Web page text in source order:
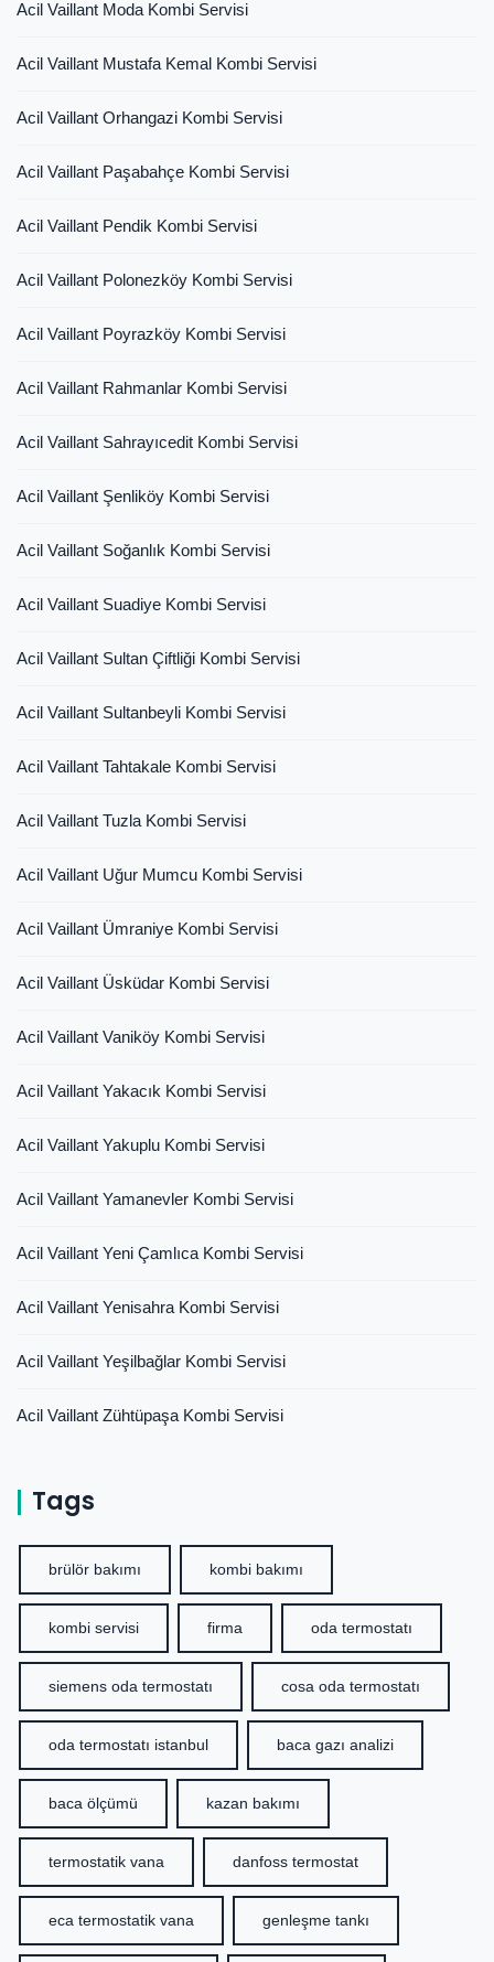
Acil Vaillant Moda Kombi Servisi
Acil Vaillant Mustafa Kemal Kombi Servisi
Acil Vaillant Orhangazi Kombi Servisi
Acil Vaillant Paşabahçe Kombi Servisi
Acil Vaillant Pendik Kombi Servisi
Acil Vaillant Polonezköy Kombi Servisi
Acil Vaillant Poyrazköy Kombi Servisi
Acil Vaillant Rahmanlar Kombi Servisi
Acil Vaillant Sahrayıcedit Kombi Servisi
Acil Vaillant Şenliköy Kombi Servisi
Acil Vaillant Soğanlık Kombi Servisi
Acil Vaillant Suadiye Kombi Servisi
Acil Vaillant Sultan Çiftliği Kombi Servisi
Acil Vaillant Sultanbeyli Kombi Servisi
Acil Vaillant Tahtakale Kombi Servisi
Acil Vaillant Tuzla Kombi Servisi
Acil Vaillant Uğur Mumcu Kombi Servisi
Acil Vaillant Ümraniye Kombi Servisi
Acil Vaillant Üsküdar Kombi Servisi
Acil Vaillant Vaniköy Kombi Servisi
Acil Vaillant Yakacık Kombi Servisi
Acil Vaillant Yakuplu Kombi Servisi
Acil Vaillant Yamanevler Kombi Servisi
Acil Vaillant Yeni Çamlıca Kombi Servisi
Acil Vaillant Yenisahra Kombi Servisi
Acil Vaillant Yeşilbağlar Kombi Servisi
Acil Vaillant Zühtüpaşa Kombi Servisi
Tags
brülör bakımı kombi bakımı
kombi servisi firma oda termostatı
siemens oda termostatı cosa oda termostatı
oda termostatı istanbul baca gazı analizi
baca ölçümü kazan bakımı
termostatik vana danfoss termostat
eca termostatik vana genleşme tankı